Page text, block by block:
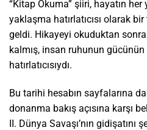
“Kitap Okuma” şiiri, hayatın
yaklaşma hatırlatıcısı olarak
geldi. Hikayeyi okuduktan
kalmış, insan ruhunun
hatırlatıcısıydı.
Bu tarihi hesabın sayfalarına
donanma bakış açısına karşı
II. Dünya Savaşı’nın gidişatını